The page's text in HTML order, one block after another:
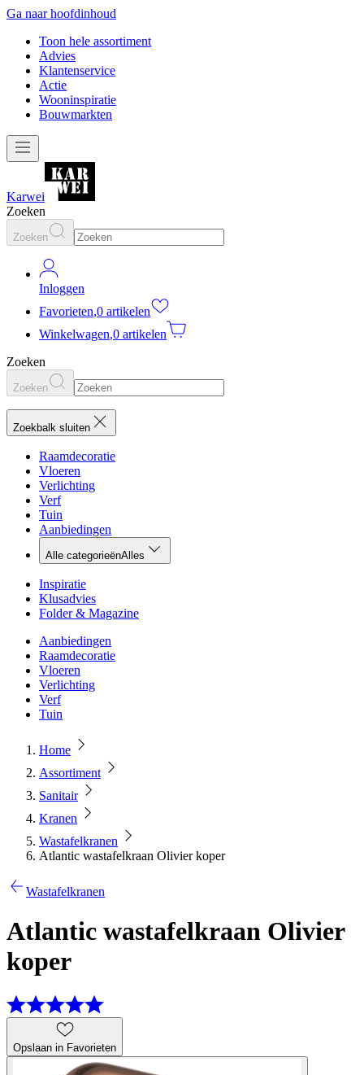
Ga naar hoofdinhoud
Toon hele assortiment
Advies
Klantenservice
Actie
Wooninspiratie
Bouwmarkten
Karwei
Zoeken
Zoeken
Inloggen
Favorieten,0 artikelen
Winkelwagen,0 artikelen
Zoeken
Zoeken
Zoekbalk sluiten
Raamdecoratie
Vloeren
Verlichting
Verf
Tuin
Aanbiedingen
Alle categorieënAlles
Inspiratie
Klusadvies
Folder & Magazine
Aanbiedingen
Raamdecoratie
Vloeren
Verlichting
Verf
Tuin
Home
Assortiment
Sanitair
Kranen
Wastafelkranen
Atlantic wastafelkraan Olivier koper
Wastafelkranen
Atlantic wastafelkraan Olivier
koper
Opslaan in Favorieten